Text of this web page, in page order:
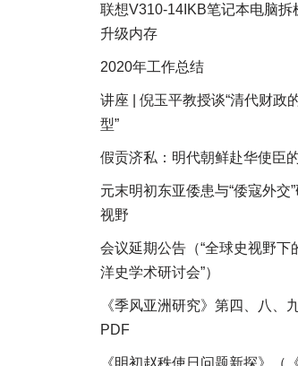
联想V310-14IKB笔记本电脑拆
升级内存
2020年工作总结
讲座 | 倪玉平教授谈“清代财政
型”
假贡济私：明代朝鲜赴华使臣
元末明初东亚倭患与“倭寇外交
视野
会议延期公告（“全球史视野下
洋史学术研讨会”）
《季风亚洲研究》第四、八、
PDF
《明初赵秩使日问题新探》（